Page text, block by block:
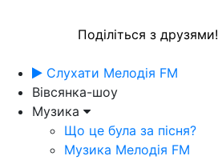
Поділіться з друзями!
Слухати Мелодія FM
Вівсянка-шоу
Музика
Що це була за пісня?
Музика Мелодія FM